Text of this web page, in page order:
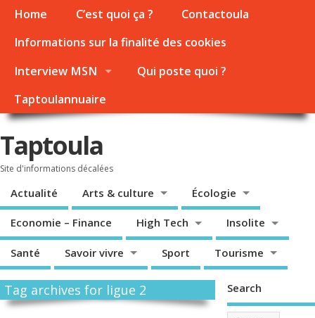
Home C’est quoi ça ?
Contactoula
Informations sur la finalité des cookies
Interview MSN
Qui poste quoi ?
Taptoulannuaire
Taptoula
Site d'informations décalées
Actualité Arts & culture Écologie
Economie – Finance High Tech Insolite
Santé Savoir vivre Sport Tourisme
Tag archives for ligue 2 Search